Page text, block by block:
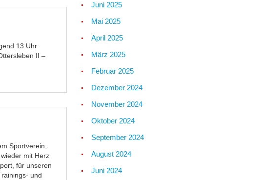
13 Uhr
II –
Sportverein,
mit Herz
für unseren
und
Juni 2025
Mai 2025
April 2025
März 2025
Februar 2025
Dezember 2024
November 2024
Oktober 2024
September 2024
August 2024
Juni 2024